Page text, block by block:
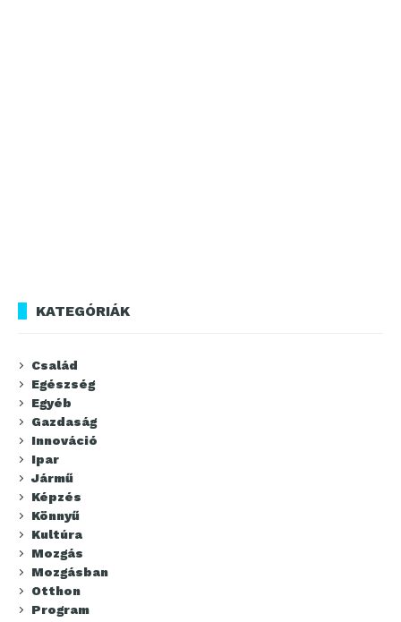
KATEGÓRIÁK
Család
Egészség
Egyéb
Gazdaság
Innováció
Ipar
Jármű
Képzés
Könnyű
Kultúra
Mozgás
Mozgásban
Otthon
Program